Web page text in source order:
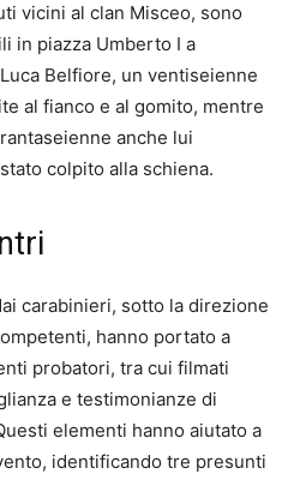
vicini al clan Misceo, sono
in piazza Umberto I a
Belfiore, un ventiseienne
al fianco e al gomito, mentre
anche lui
colpito alla schiena.
carabinieri, sotto la direzione
hanno portato a
probatori, tra cui filmati
e testimonianze di
elementi hanno aiutato a
identificando tre presunti